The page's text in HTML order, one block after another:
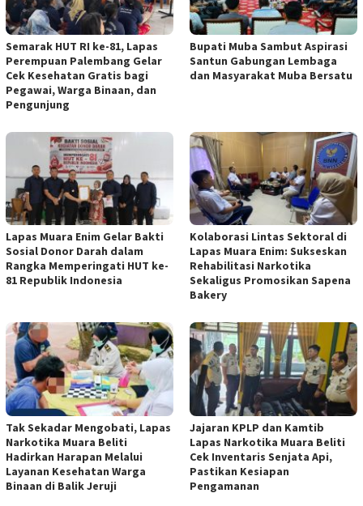
Semarak HUT RI ke-81, Lapas
Perempuan Palembang Gelar
Cek Kesehatan Gratis bagi
Pegawai, Warga Binaan, dan
Pengunjung
Bupati Muba Sambut Aspirasi
Santun Gabungan Lembaga
dan Masyarakat Muba Bersatu
Lapas Muara Enim Gelar Bakti
Sosial Donor Darah dalam
Rangka Memperingati HUT ke-
81 Republik Indonesia
Kolaborasi Lintas Sektoral di
Lapas Muara Enim: Sukseskan
Rehabilitasi Narkotika
Sekaligus Promosikan Sapena
Bakery
Tak Sekadar Mengobati, Lapas
Narkotika Muara Beliti
Hadirkan Harapan Melalui
Layanan Kesehatan Warga
Binaan di Balik Jeruji
Jajaran KPLP dan Kamtib
Lapas Narkotika Muara Beliti
Cek Inventaris Senjata Api,
Pastikan Kesiapan
Pengamanan